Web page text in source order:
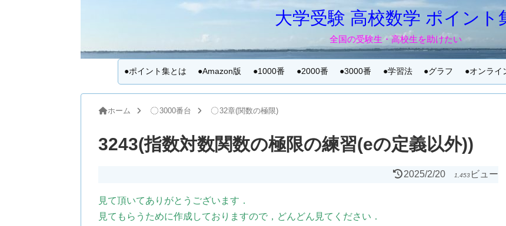
大学受験 高校数学 ポイント
全国の受験生・高校生を助けたい
●ポイント集とは ●Amazon版 ●1000番 ●2000番 ●3000番 ●学習法 ●グラフ ●オンライ
ホーム 3000番台 32章(関数の極限)
3243(指数対数関数の極限の練習(eの定義以外))
2025/2/20 1,453 ビュー
見て頂いてありがとうございます．
見てもらうために作成しておりますので，どんどん見てください．